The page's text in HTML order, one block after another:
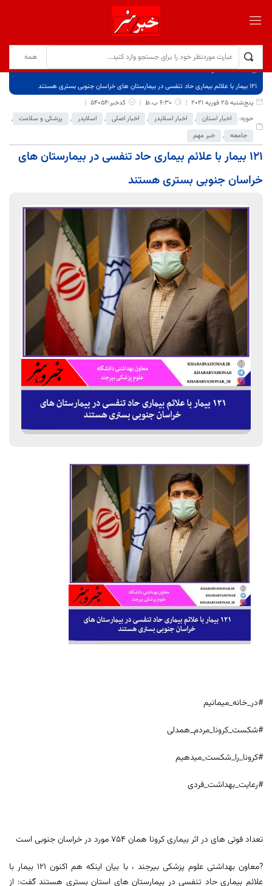
برگ نخست
نوشته‌ها
۱۲۱ بیمار با علائم بیماری حاد تنفسی در بیمارستان های خراسان جنوبی بستری هستند
پنج‌شنبه 25 فوریه 2021
6:30 ب.ظ
کدخبر:54054
حوزه:
اخبار استان , اخبار اسلایدر , اخبار اصلی , اسلایدر , پزشکی و سلامت ,
جامعه , خبر مهم
۱۲۱ بیمار با علائم بیماری حاد تنفسی در بیمارستان های
خراسان جنوبی بستری هستند
#در_خانه_میمانیم
#شکست_کرونا_مردم_همدلی
#کرونا_را_شکست_میدهیم
#رعایت_بهداشت_فردی
تعداد فوتی های در اثر بیماری کرونا همان ۷۵۴ مورد در خراسان جنوبی است
?معاون بهداشتی علوم پزشکی بیرجند ، با بیان اینکه هم اکنون ۱۲۱ بیمار با
علائم بیماری حاد تنفسی در بیمارستان های استان بستری هستند گفت: از